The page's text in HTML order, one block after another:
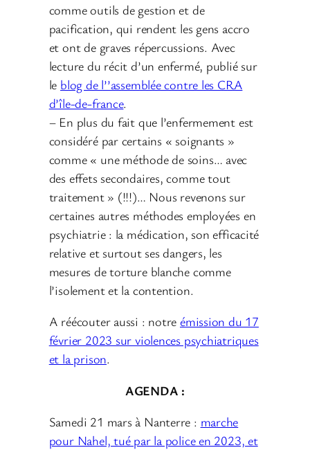
comme outils de gestion et de
pacification, qui rendent les gens accro
et ont de graves répercussions. Avec
lecture du récit d’un enfermé, publié sur
le blog de l’’assemblée contre les CRA
d’île-de-france.
– En plus du fait que l’enfermement est
considéré par certains « soignants »
comme « une méthode de soins… avec
des effets secondaires, comme tout
traitement » (!!!)… Nous revenons sur
certaines autres méthodes employées en
psychiatrie : la médication, son efficacité
relative et surtout ses dangers, les
mesures de torture blanche comme
l’isolement et la contention.
A réécouter aussi : notre émission du 17
février 2023 sur violences psychiatriques
et la prison.
AGENDA :
Samedi 21 mars à Nanterre : marche
pour Nahel, tué par la police en 2023, et